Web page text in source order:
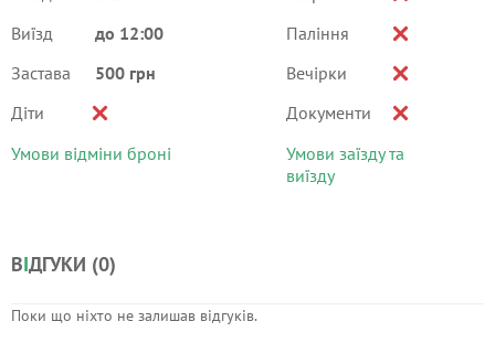
Виїзд
до 12:00
Застава
500 грн
Діти
Умови відміни броні
Паління
Вечірки
Документи
Умови заїзду та
виїзду
ВІДГУКИ (0)
Поки що ніхто не залишав відгуків.